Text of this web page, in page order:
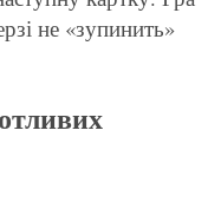
не «зупинить»